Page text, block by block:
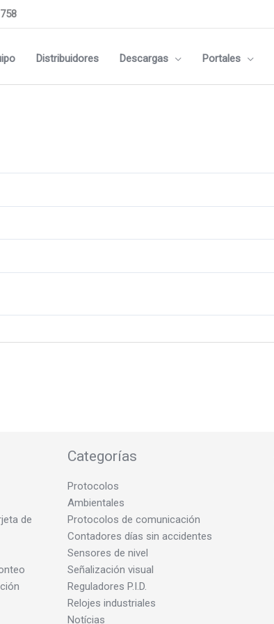
Distribuidores Descargas Portales
de
Categorías
Protocolos
Ambientales
Protocolos de comunicación
Contadores días sin accidentes
Sensores de nivel
Señalización visual
Reguladores P.I.D.
Relojes industriales
Notícias